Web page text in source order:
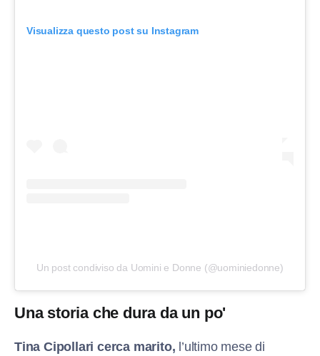
Visualizza questo post su Instagram
Un post condiviso da Uomini e Donne (@uominiedonne)
Una storia che dura da un po'
Tina Cipollari cerca marito, l’ultimo mese di